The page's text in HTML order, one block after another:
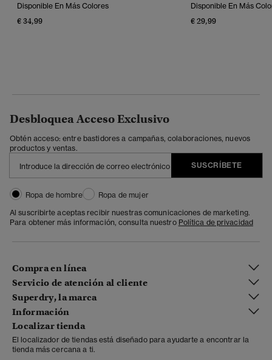
Disponible En Más Colores
€ 34,99
Disponible En Más
€ 29,99
Desbloquea Acceso Exclusivo
Obtén acceso: entre bastidores a campañas, colaboraciones, nuevos
productos y ventas.
SUSCRÍBETE
Ropa de hombre
Ropa de mujer
Al suscribirte aceptas recibir nuestras comunicaciones de marketing.
Para obtener más información, consulta nuestro Política de privacidad
Compra en línea
Servicio de atención al cliente
Superdry, la marca
Información
Localizar tienda
El localizador de tiendas está diseñado para ayudarte a encontrar la
tienda más cercana a ti.